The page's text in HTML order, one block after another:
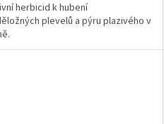
herbicid k hubení
plevelů a pýru plazivého v